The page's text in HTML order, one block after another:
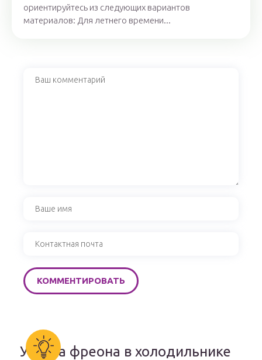
ориентируйтесь из следующих вариантов
материалов: Для летнего времени...
Утечка фреона в холодильнике